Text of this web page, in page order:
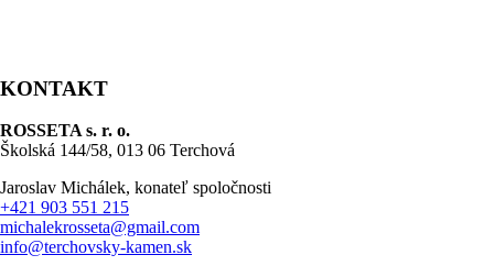
KONTAKT
ROSSETA s. r. o.
Školská 144/58, 013 06 Terchová
Jaroslav Michálek, konateľ spoločnosti
+421 903 551 215
michalekrosseta@gmail.com
info@terchovsky-kamen.sk